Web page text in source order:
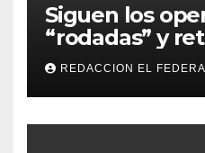
Siguen los
“rodadas” y
motocicletas
REDACCION EL